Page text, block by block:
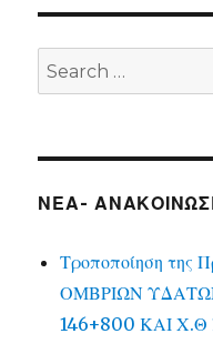
Search
for:
ΝΕΑ-
Τροποποίηση
ΟΜΒΡΙΩΝ
146+800 ΚΑΙ Χ.Θ